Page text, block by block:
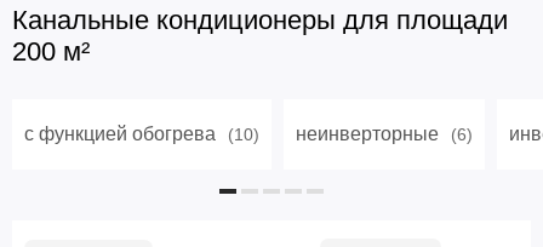
Канальные кондиционеры для площади
200 м²
с функцией обогрева (10) неинверторные (6)